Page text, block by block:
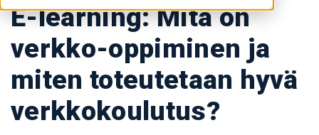
E-learning: Mitä on
verkko-oppiminen ja
miten toteutetaan hyvä
verkkokoulutus?